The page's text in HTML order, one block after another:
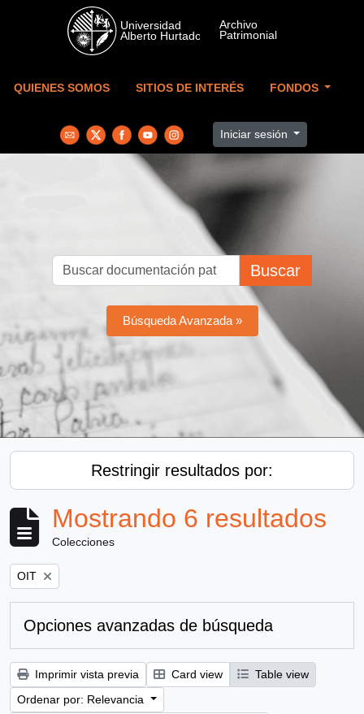
Skip to main content
QUIENES SOMOS SITIOS DE INTERÉS FONDOS
Iniciar sesión
Buscar
Búsqueda Avanzada »
Restringir resultados por:
Mostrando 6 resultados
Colecciones
Remove filter:
OIT
Opciones avanzadas de búsqueda
Imprimir vista previa Card view
Table view
Ordenar por: Relevancia